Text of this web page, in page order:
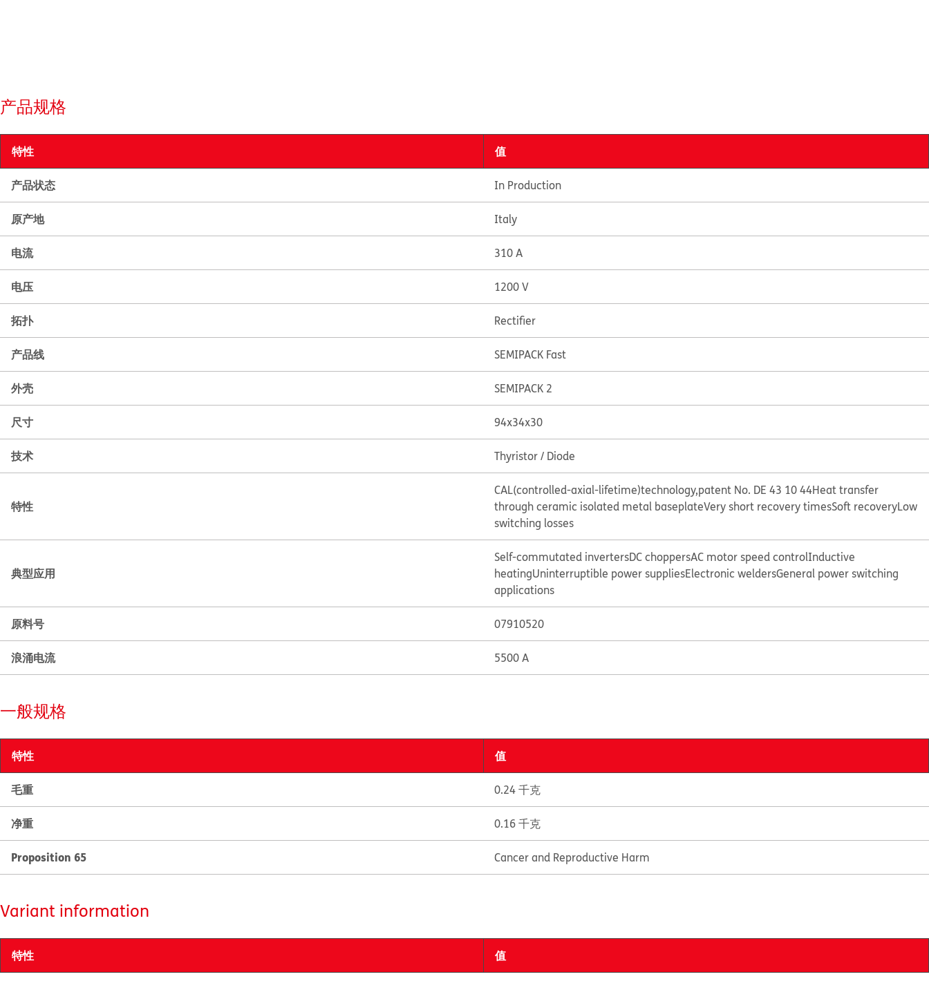
产品规格
特性 值
产品状态 In Production
原产地 Italy
电流 310 A
电压 1200 V
拓扑 Rectifier
产品线 SEMIPACK Fast
外壳 SEMIPACK 2
尺寸 94x34x30
技术 Thyristor / Diode
特性
CAL(controlled-axial-lifetime)technology,patent No. DE 43 10 44Heat transfer
through ceramic isolated metal baseplateVery short recovery timesSoft recoveryLow
switching losses
典型应用
Self-commutated invertersDC choppersAC motor speed controlInductive
heatingUninterruptible power suppliesElectronic weldersGeneral power switching
applications
原料号 07910520
浪涌电流 5500 A
一般规格
特性 值
毛重 0.24 千克
净重 0.16 千克
Proposition 65 Cancer and Reproductive Harm
Variant information
特性 值